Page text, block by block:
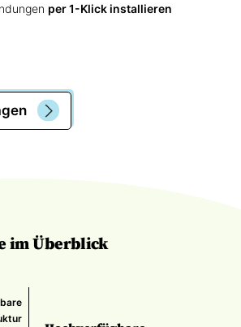
per 1-Klick installieren
im Überblick